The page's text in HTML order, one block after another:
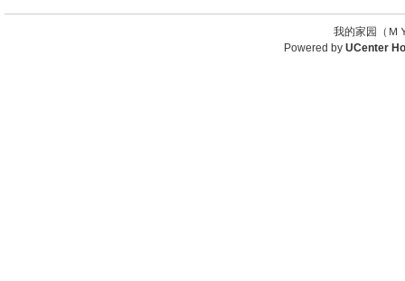
我的家园（
Powered by UCenter